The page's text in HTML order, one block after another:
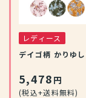
レディース
デイゴ柄 かりゆ
5,478 円
(税込+送料無料)